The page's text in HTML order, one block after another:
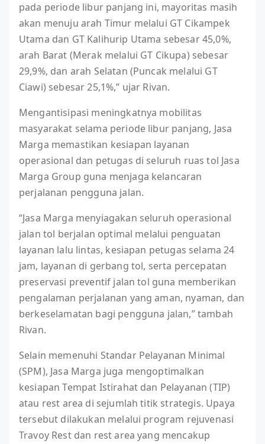
pada periode libur panjang ini, mayoritas masih
akan menuju arah Timur melalui GT Cikampek
Utama dan GT Kalihurip Utama sebesar 45,0%,
arah Barat (Merak melalui GT Cikupa) sebesar
29,9%, dan arah Selatan (Puncak melalui GT
Ciawi) sebesar 25,1%,” ujar Rivan.
Mengantisipasi meningkatnya mobilitas
masyarakat selama periode libur panjang, Jasa
Marga memastikan kesiapan layanan
operasional dan petugas di seluruh ruas tol Jasa
Marga Group guna menjaga kelancaran
perjalanan pengguna jalan.
“Jasa Marga menyiagakan seluruh operasional
jalan tol berjalan optimal melalui penguatan
layanan lalu lintas, kesiapan petugas selama 24
jam, layanan di gerbang tol, serta percepatan
preservasi preventif jalan tol guna memberikan
pengalaman perjalanan yang aman, nyaman, dan
berkeselamatan bagi pengguna jalan,” tambah
Rivan.
Selain memenuhi Standar Pelayanan Minimal
(SPM), Jasa Marga juga mengoptimalkan
kesiapan Tempat Istirahat dan Pelayanan (TIP)
atau rest area di sejumlah titik strategis. Upaya
tersebut dilakukan melalui program rejuvenasi
Travoy Rest dan rest area yang mencakup